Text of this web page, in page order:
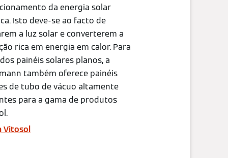
da energia solar
Isto deve-se ao facto de
a luz solar e converterem a
rica em energia em calor. Para
painéis solares planos, a
também oferece painéis
de tubo de vácuo altamente
para a gama de produtos
Vitosol